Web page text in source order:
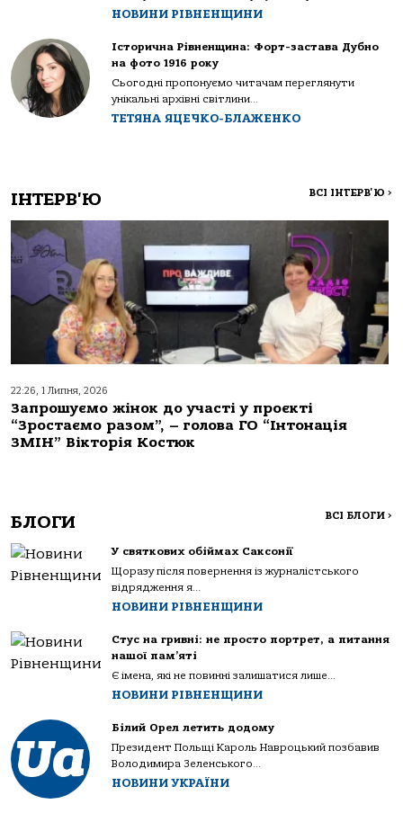
НОВИНИ РІВНЕНЩИНИ
Історична Рівненщина: Форт-застава Дубно
на фото 1916 року
Сьогодні пропонуємо читачам переглянути
унікальні архівні світлини...
ТЕТЯНА ЯЦЕЧКО-БЛАЖЕНКО
ІНТЕРВ'Ю ВСІ ІНТЕРВ'Ю >
22:26, 1 Липня, 2026
Запрошуємо жінок до участі у проєкті
“Зростаємо разом”, – голова ГО “Інтонація
ЗМІН” Вікторія Костюк
БЛОГИ ВСІ БЛОГИ >
У святкових обіймах Саксонії
Щоразу після повернення із журналістського
відрядження я...
НОВИНИ РІВНЕНЩИНИ
Стус на гривні: не просто портрет, а питання
нашої пам’яті
Є імена, які не повинні залишатися лише...
НОВИНИ РІВНЕНЩИНИ
Білий Орел летить додому
Президент Польщі Кароль Навроцький позбавив
Володимира Зеленського...
НОВИНИ УКРАЇНИ